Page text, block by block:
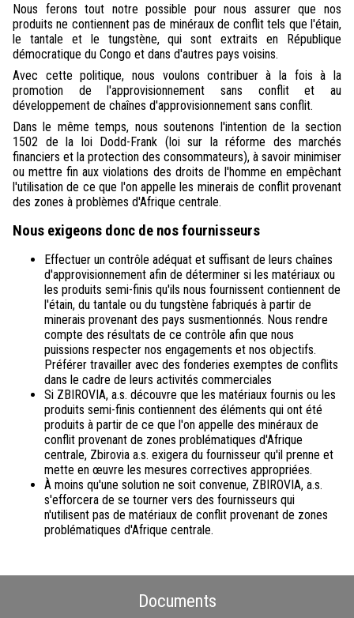
Nous ferons tout notre possible pour nous assurer que nos
produits ne contiennent pas de minéraux de conflit tels que l'étain,
le tantale et le tungstène, qui sont extraits en République
démocratique du Congo et dans d'autres pays voisins.
Avec cette politique, nous voulons contribuer à la fois à la
promotion de l'approvisionnement sans conflit et au
développement de chaînes d'approvisionnement sans conflit.
Dans le même temps, nous soutenons l'intention de la section
1502 de la loi Dodd-Frank (loi sur la réforme des marchés
financiers et la protection des consommateurs), à savoir minimiser
ou mettre fin aux violations des droits de l'homme en empêchant
l'utilisation de ce que l'on appelle les minerais de conflit provenant
des zones à problèmes d'Afrique centrale.
Nous exigeons donc de nos fournisseurs
Effectuer un contrôle adéquat et suffisant de leurs chaînes
d'approvisionnement afin de déterminer si les matériaux ou
les produits semi-finis qu'ils nous fournissent contiennent de
l'étain, du tantale ou du tungstène fabriqués à partir de
minerais provenant des pays susmentionnés. Nous rendre
compte des résultats de ce contrôle afin que nous
puissions respecter nos engagements et nos objectifs.
Préférer travailler avec des fonderies exemptes de conflits
dans le cadre de leurs activités commerciales
Si ZBIROVIA, a.s. découvre que les matériaux fournis ou les
produits semi-finis contiennent des éléments qui ont été
produits à partir de ce que l'on appelle des minéraux de
conflit provenant de zones problématiques d'Afrique
centrale, Zbirovia a.s. exigera du fournisseur qu'il prenne et
mette en œuvre les mesures correctives appropriées.
À moins qu'une solution ne soit convenue, ZBIROVIA, a.s.
s'efforcera de se tourner vers des fournisseurs qui
n'utilisent pas de matériaux de conflit provenant de zones
problématiques d'Afrique centrale.
Documents